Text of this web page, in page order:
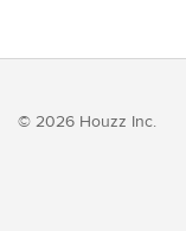
© 2026 Houzz Inc.